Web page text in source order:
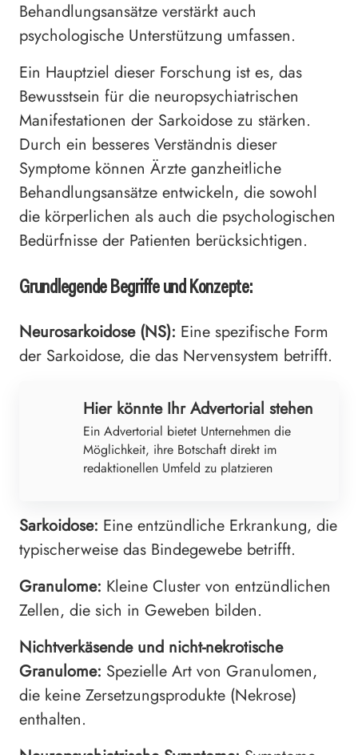
Behandlungsansätze verstärkt auch
psychologische Unterstützung umfassen.
Ein Hauptziel dieser Forschung ist es, das
Bewusstsein für die neuropsychiatrischen
Manifestationen der Sarkoidose zu stärken.
Durch ein besseres Verständnis dieser
Symptome können Ärzte ganzheitliche
Behandlungsansätze entwickeln, die sowohl
die körperlichen als auch die psychologischen
Bedürfnisse der Patienten berücksichtigen.
Grundlegende Begriffe und Konzepte:
Neurosarkoidose (NS): Eine spezifische Form
der Sarkoidose, die das Nervensystem betrifft.
Hier könnte Ihr Advertorial stehen
Ein Advertorial bietet Unternehmen die
Möglichkeit, ihre Botschaft direkt im
redaktionellen Umfeld zu platzieren
Sarkoidose: Eine entzündliche Erkrankung, die
typischerweise das Bindegewebe betrifft.
Granulome: Kleine Cluster von entzündlichen
Zellen, die sich in Geweben bilden.
Nichtverkäsende und nicht-nekrotische
Granulome: Spezielle Art von Granulomen,
die keine Zersetzungsprodukte (Nekrose)
enthalten.